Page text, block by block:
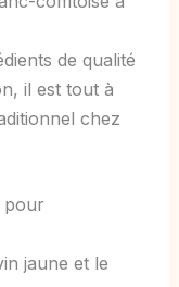
de qualité
il est tout à
chez
pour
jaune et le